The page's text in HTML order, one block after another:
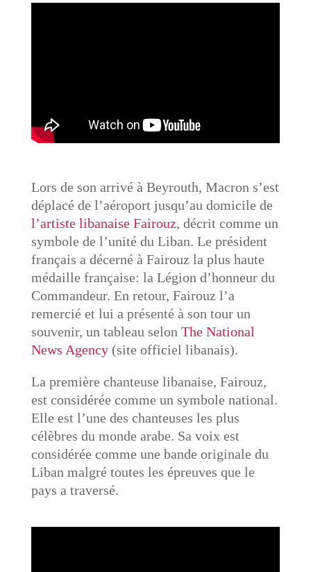
Lors de son arrivé à Beyrouth, Macron s’est
déplacé de l’aéroport jusqu’au domicile de
l’artiste libanaise Fairouz, décrit comme un
symbole de l’unité du Liban. Le président
français a décerné à Fairouz la plus haute
médaille française: la Légion d’honneur du
Commandeur. En retour, Fairouz l’a
remercié et lui a présenté à son tour un
souvenir, un tableau selon The National
News Agency(site officiel libanais).
La première chanteuse libanaise, Fairouz,
est considérée comme un symbole national.
Elle est l’une des chanteuses les plus
célèbres du monde arabe. Sa voix est
considérée comme une bande originale du
Liban malgré toutes les épreuves que le
pays a traversé.